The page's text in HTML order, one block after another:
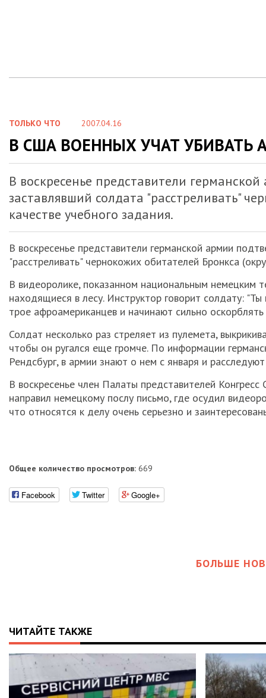
ТОЛЬКО ЧТО 2007.04.16
В США ВОЕННЫХ УЧАТ УБИВАТЬ
В воскресенье представители
заставлявший солдата "расстреливать"
качестве учебного задания.
В воскресенье представители германской армии
"расстреливать" чернокожих обитателей Бронкса
В видеоролике, показанном национальным немецким
находящиеся в лесу. Инструктор говорит солдату:
трое афроамериканцев и начинают сильно
Солдат несколько раз стреляет из пулемета,
чтобы он ругался еще громче. По информации
Рендсбург, в армии знают о нем с января и
В воскресенье член Палаты представителей
направил немецкому послу письмо, где осудил
что относятся к делу очень серьезно и
Общее количество просмотров: 669
Facebook Twitter Google+
БОЛЬШЕ
ЧИТАЙТЕ ТАКЖЕ